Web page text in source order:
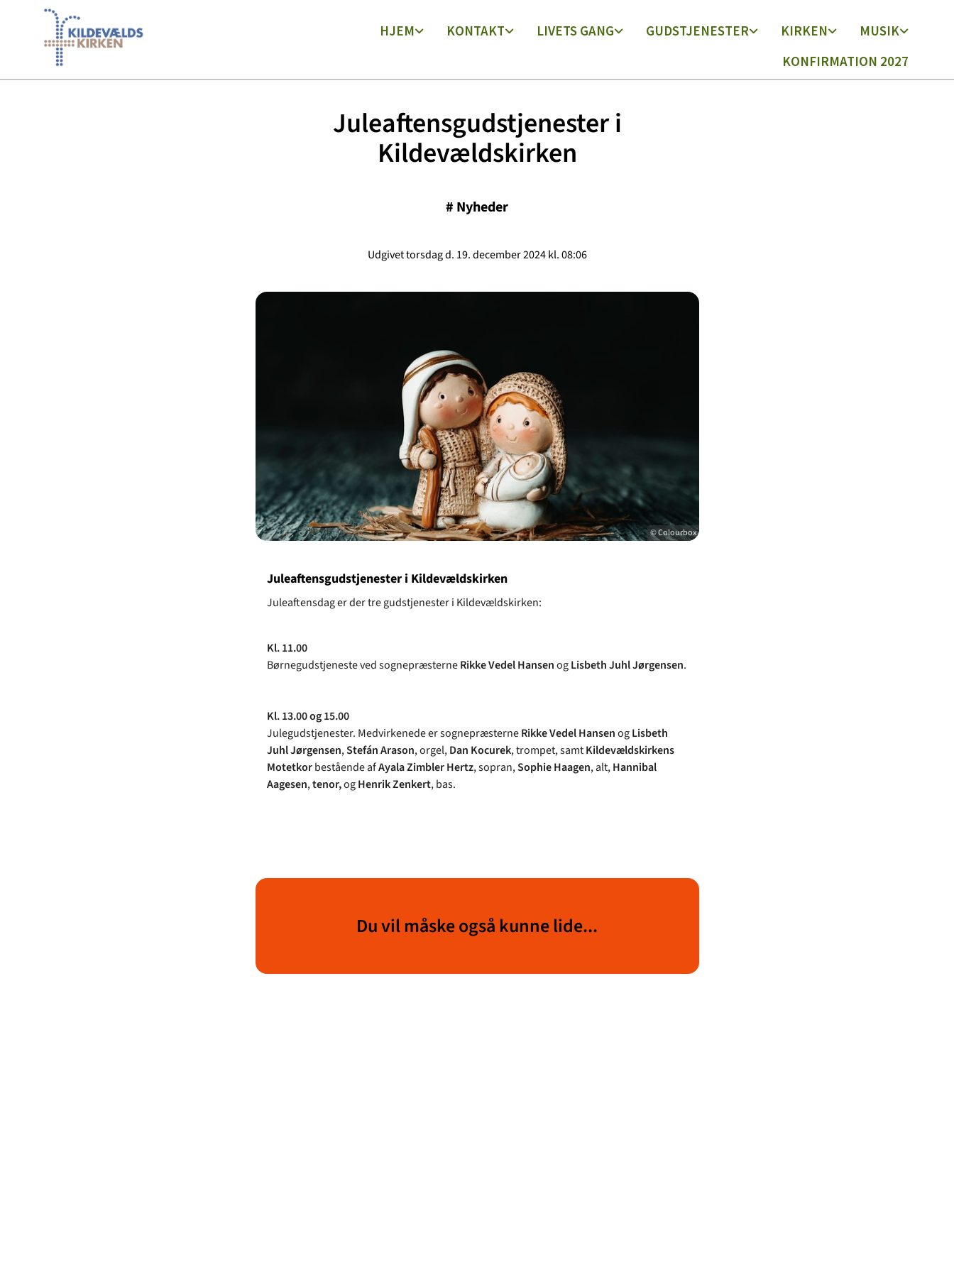
HJEM KONTAKT LIVETS GANG GUDSTJENESTER KIRKEN
MUSIK
KONFIRMATION 2027
Juleaftensgudstjenester i
Kildevældskirken
# Nyheder
Udgivet torsdag d. 19. december 2024 kl. 08:06
© Colourbox
Juleaftensgudstjenester i Kildevældskirken
Juleaftensdag er der tre gudstjenester i Kildevældskirken:
Kl. 11.00
Børnegudstjeneste ved sognepræsterneRikke Vedel HansenogLisbeth Juhl Jørgensen.
Kl. 13.00 og 15.00
Julegudstjenester. Medvirkenede er sognepræsterneRikke Vedel HansenogLisbeth
Juhl Jørgensen,Stefán Arason, orgel,Dan Kocurek, trompet, samtKildevældskirkens
Motetkorbestående afAyala Zimbler Hertz, sopran,Sophie Haagen, alt,Hannibal
Aagesen,tenor,ogHenrik Zenkert, bas.
Du vil måske også kunne lide...